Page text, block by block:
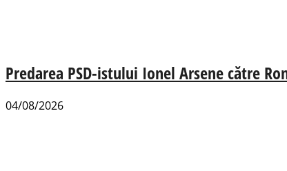
Predarea PSD-istului Ionel Arsene către
04/08/2026